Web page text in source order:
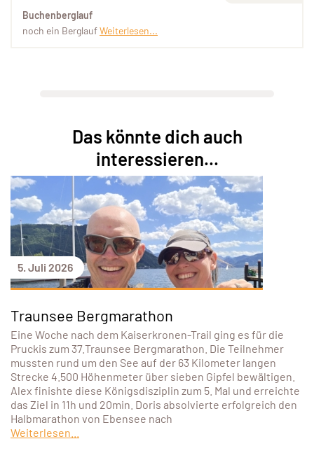
Buchenberglauf
noch ein BerglaufWeiterlesen...
Das könnte dich auch
interessieren...
5. Juli 2026
Traunsee Bergmarathon
Eine Woche nach dem Kaiserkronen-Trail ging es für die
Pruckis zum 37.Traunsee Bergmarathon. Die Teilnehmer
mussten rund um den See auf der 63 Kilometer langen
Strecke 4.500 Höhenmeter über sieben Gipfel bewältigen.
Alex finishte diese Königsdisziplin zum 5. Mal und erreichte
das Ziel in 11h und 20min. Doris absolvierte erfolgreich den
Halbmarathon von Ebensee nach
Weiterlesen...